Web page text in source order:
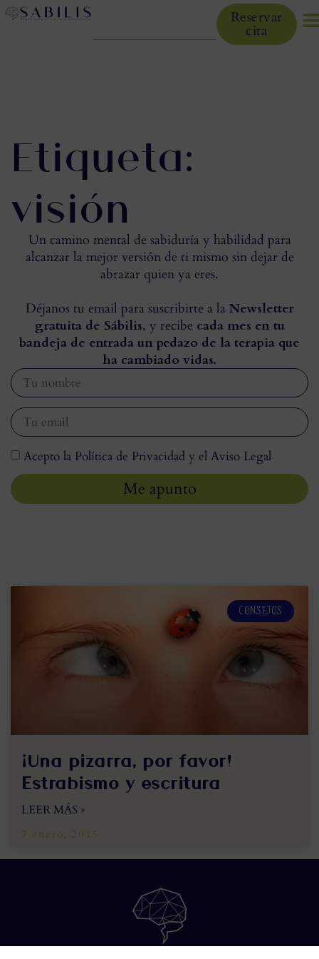
Reservar
cita
Etiqueta:
visión
Un camino mental de sabiduría y habilidad para
alcanzar la mejor versión de ti mismo sin dejar de
abrazar quien ya eres.
Déjanos tu email para suscribirte a la Newsletter
gratuita de Sábilis, y recibe cada mes en tu
bandeja de entrada un pedazo de la terapia que
ha cambiado vidas.
Acepto la Política de Privacidad y el Aviso Legal
Me apunto
CONSEJOS
¡Una pizarra, por favor!
Estrabismo y escritura
LEER MÁS »
7 enero, 2015